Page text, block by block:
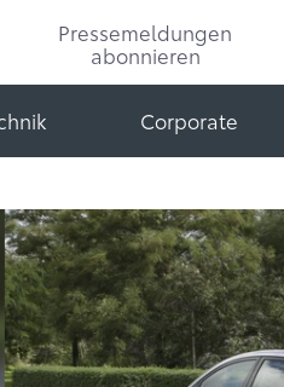
Pressemeldungen
abonnieren
Corporate